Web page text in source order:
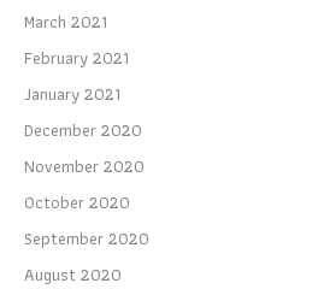
March 2021
February 2021
January 2021
December 2020
November 2020
October 2020
September 2020
August 2020